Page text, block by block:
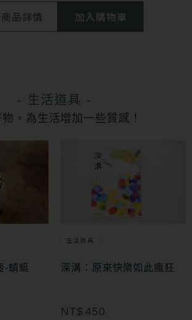
品詳情 加入購物車
- 生活道具 -
，為生活增加一些質感！
-蜻蜓
生活道具
深溝：原來快樂如此瘋狂
NT$ 450